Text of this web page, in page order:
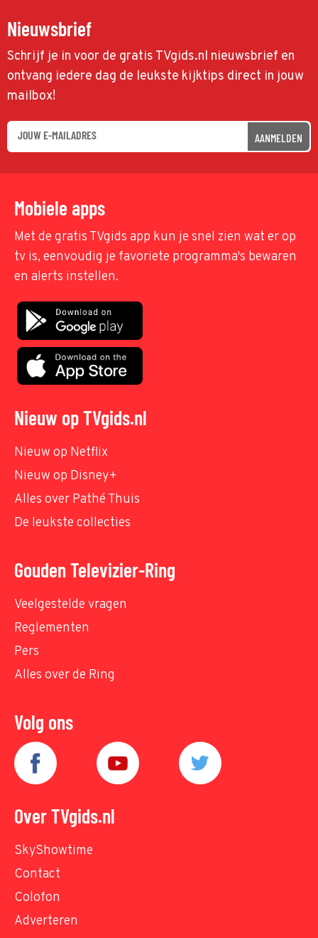
Nieuwsbrief
Schrijf je in voor de gratis TVgids.nl nieuwsbrief en
ontvang iedere dag de leukste kijktips direct in jouw
mailbox!
AANMELDEN
Mobiele apps
Met de gratis TVgids app kun je snel zien wat er op
tv is, eenvoudig je favoriete programma's bewaren
en alerts instellen.
Nieuw op TVgids.nl
Nieuw op Netflix
Nieuw op Disney+
Alles over Pathé Thuis
De leukste collecties
Gouden Televizier-Ring
Veelgestelde vragen
Reglementen
Pers
Alles over de Ring
Volg ons
Over TVgids.nl
SkyShowtime
Contact
Colofon
Adverteren